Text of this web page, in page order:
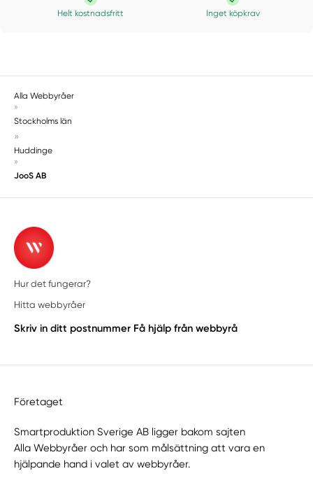
Helt kostnadsfritt Inget köpkrav
Alla Webbyråer
»
Stockholms län
»
Huddinge
»
JooS AB
Hur det fungerar?
Hitta webbyråer
Skriv in ditt postnummer Få hjälp från webbyrå
Företaget
Smartproduktion Sverige AB ligger bakom sajten
Alla Webbyråer och har som målsättning att vara en
hjälpande hand i valet av webbyråer.